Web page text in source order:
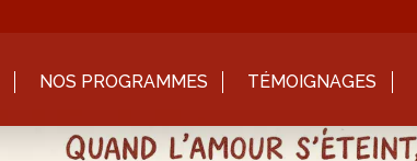
NOS PROGRAMMES TÉMOIGNAGES